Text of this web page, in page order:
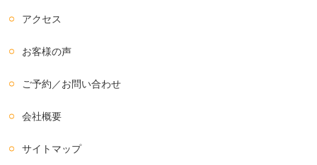
アクセス
お客様の声
ご予約／お問い合わせ
会社概要
サイトマップ